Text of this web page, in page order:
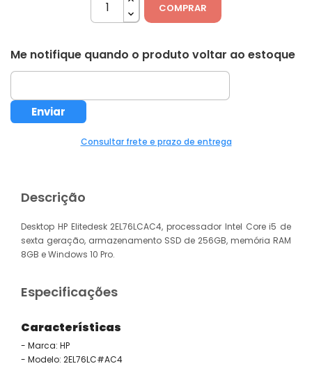
COMPRAR
Me notifique quando o produto voltar ao estoque
Consultar frete e prazo de entrega
Descrição
Desktop HP Elitedesk 2EL76LCAC4, processador Intel Core i5 de
sexta geração, armazenamento SSD de 256GB, memória RAM
8GB e Windows 10 Pro.
Especificações
Características
- Marca: HP
- Modelo: 2EL76LC#AC4